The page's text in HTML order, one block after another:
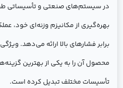
در سیستم‌های صنعتی و تأسیساتی
بهره‌گیری از مکانیزم وزنه‌ای خود،
برابر فشارهای بالا ارائه می‌دهد.
محصول آن را به یکی از بهترین
تأسیسات مختلف تبدیل کرده است.